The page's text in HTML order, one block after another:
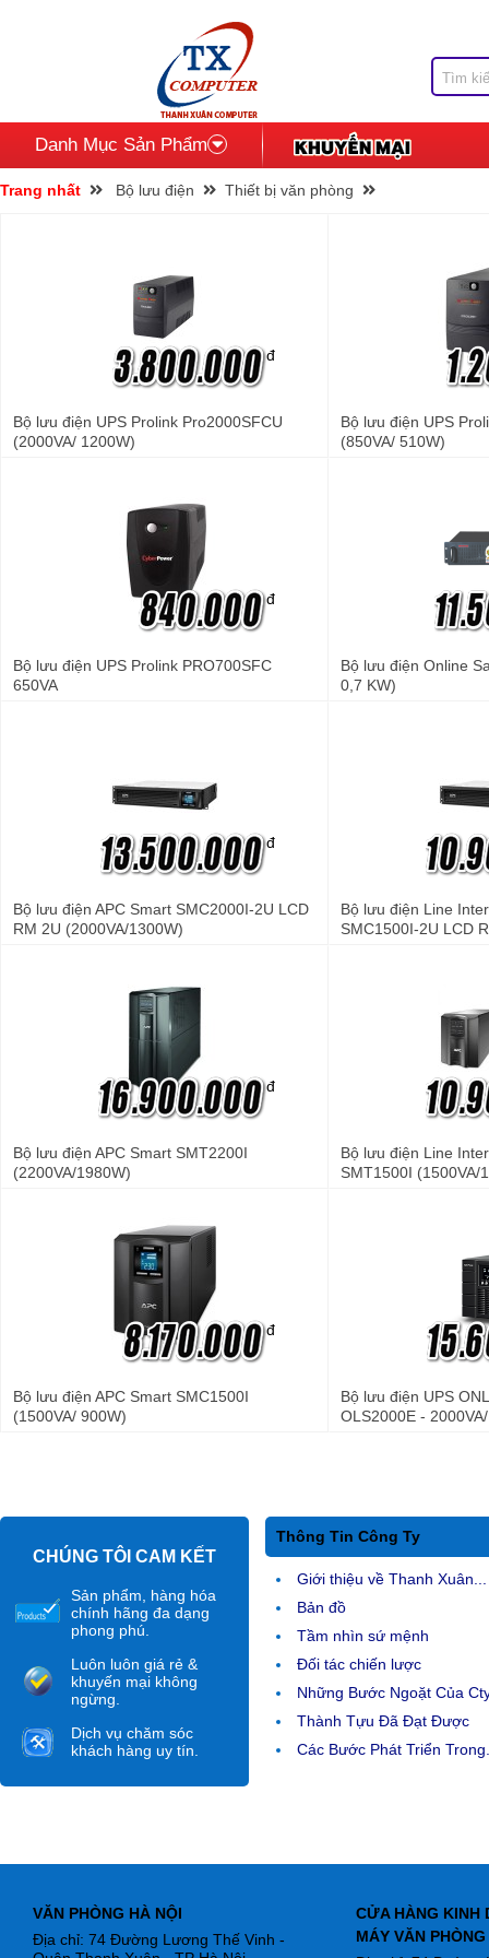
Danh Mục Sản Phẩm
Trang nhất Bộ lưu điện Thiết bị văn phòng
đ
Bộ lưu điện UPS Prolink Pro2000SFCU
(2000VA/ 1200W)
Bộ lưu điện UPS
(850VA/ 510W)
đ
Bộ lưu điện UPS Prolink PRO700SFC
650VA
Bộ lưu điện Online
0,7 KW)
đ
Bộ lưu điện APC Smart SMC2000I-2U LCD
RM 2U (2000VA/1300W)
Bộ lưu điện Line
SMC1500I-2U LCD
đ
Bộ lưu điện APC Smart SMT2200I
(2200VA/1980W)
Bộ lưu điện Line
SMT1500I (1500VA/
đ
Bộ lưu điện APC Smart SMC1500I
(1500VA/ 900W)
Bộ lưu điện UPS
OLS2000E -
CHÚNG TÔI CAM KẾT
Sản phẩm, hàng hóa
chính hãng đa dạng
phong phú.
Luôn luôn giá rẻ &
khuyến mại không
ngừng.
Dịch vụ chăm sóc
khách hàng uy tín.
Thông Tin Công Ty
Giới thiệu về Thanh Xuân...
Bản đồ
Tầm nhìn sứ mệnh
Đối tác chiến lược
Những Bước Ngoặt Của
Thành Tựu Đã Đạt Được
Các Bước Phát Triển
VĂN PHÒNG HÀ NỘI
Địa chỉ: 74 Đường Lương Thế Vinh -
CỬA HÀNG KINH
MÁY VĂN PHÒNG